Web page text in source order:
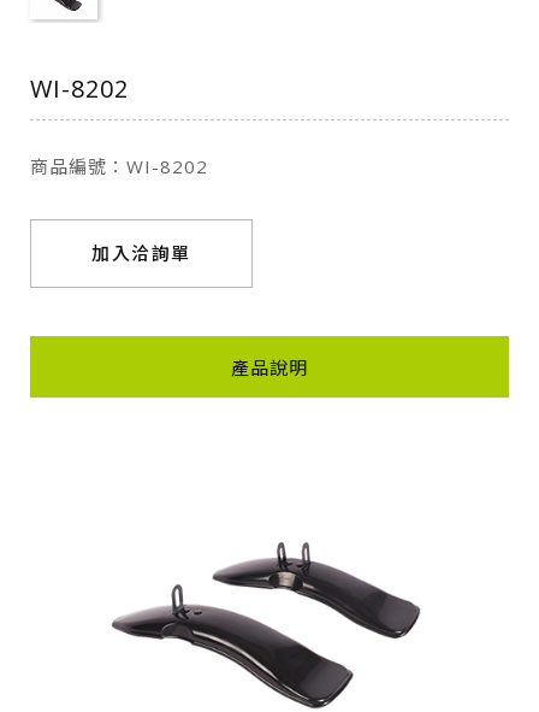
WI-8202
商品編號：WI-8202
加入洽詢單
產品說明